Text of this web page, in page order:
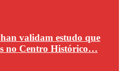
validam estudo que
no Centro Histórico…